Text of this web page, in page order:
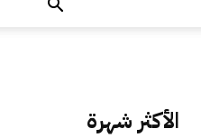
الأكثر شهرة